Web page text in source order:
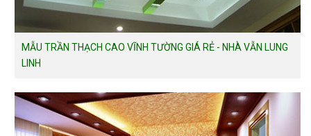
MẪU TRẦN THẠCH CAO VĨNH TƯỜNG GIÁ RẺ - NHÀ VẪN LUNG
LINH